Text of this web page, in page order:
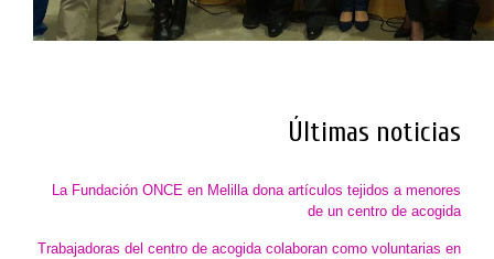
Últimas noticias
La Fundación ONCE en Melilla dona artículos tejidos a menores
de un centro de acogida
Trabajadoras del centro de acogida colaboran como voluntarias en